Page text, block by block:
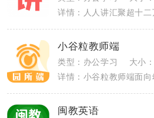
小谷粒教师端
类型：办公学习
大小
闽教英语